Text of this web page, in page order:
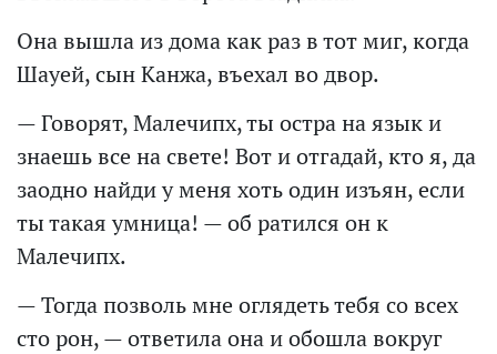
Она вышла из дома как раз в тот миг, когда
Шауей, сын Канжа, въехал во двор.
— Говорят, Малечипх, ты остра на язык и
знаешь все на свете! Вот и отгадай, кто я, да
заодно найди у меня хоть один изъян, если
ты такая умница! — об ратился он к
Малечипх.
— Тогда позволь мне оглядеть тебя со всех
сто рон, — ответила она и обошла вокруг